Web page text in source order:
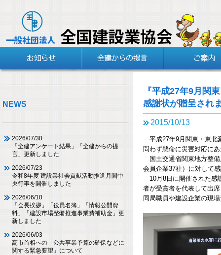
『平成27年9月関
感謝状が贈呈され
2015/10/13
平成27年9月関東・東北
問わず懸命に災害対応に
国土交通省関東地方整備
会員企業37社）に対して
10月8日に開催された感
者が受賞者を代表して出
同局職員や建設企業の現
NEWS
2026/07/30
「全建アンケート結果」「全建からの提
言」更新しました
2026/07/23
令和8年度 建設業社会貢献活動推進月間中
央行事を開催しました
2026/06/10
「会長挨拶」「役員名簿」「情報公開資
料」「建設市場整備推進事業費補助金」更
新しました
2026/06/03
高市首相への「公共事業予算の確保などに
関する緊急要望」について